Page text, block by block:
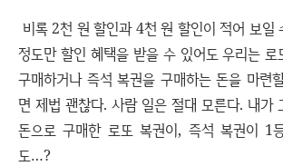
비록 2천 원 할인과 4천 원 할인이 적어 보일
정도만 할인 혜택을 받을 수 있어도 우리는
구매하거나 즉석 복권을 구매하는 돈을 마련
면 제법 괜찮다. 사람 일은 절대 모른다. 내가
돈으로 구매한 로또 복권이, 즉석 복권이 1
도…?